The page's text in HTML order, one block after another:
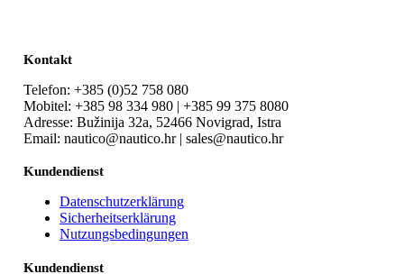
Kontakt
Telefon: +385 (0)52 758 080
Mobitel: +385 98 334 980 | +385 99 375 8080
Adresse: Bužinija 32a, 52466 Novigrad, Istra
Email: nautico@nautico.hr | sales@nautico.hr
Kundendienst
Datenschutzerklärung
Sicherheitserklärung
Nutzungsbedingungen
Kundendienst